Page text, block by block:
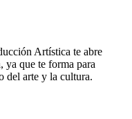
Artística te abre
ya que te forma para
del arte y la cultura.